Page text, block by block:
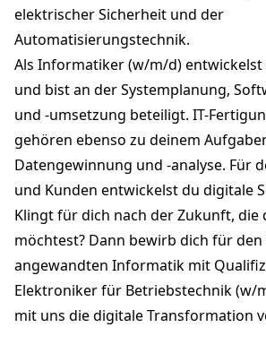
elektrischer Sicherheit und der
Automatisierungstechnik.
Als Informatiker (w/m/d) entwickelst
und bist an der Systemplanung,
und -umsetzung beteiligt. IT-
gehören ebenso zu deinem
Datengewinnung und -analyse. Für
und Kunden entwickelst du digitale
Klingt für dich nach der Zukunft, die
möchtest? Dann bewirb dich für
angewandten Informatik mit
Elektroniker für Betriebstechnik (w/
mit uns die digitale Transformation